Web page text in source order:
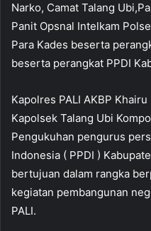
Narko, Camat Talang
Panit Opsnal Intelkam
Para Kades beserta
beserta perangkat PPDI
Kapolres PALI AKBP
Kapolsek Talang Ubi
Pengukuhan pengurus
Indonesia ( PPDI )
bertujuan dalam rangka
kegiatan pembangunan
PALI.